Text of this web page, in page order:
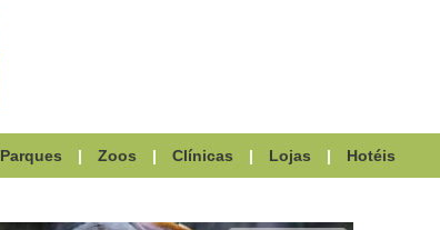
Parques | Zoos | Clínicas | Lojas | Hotéis